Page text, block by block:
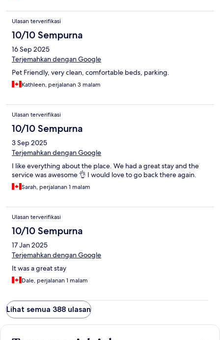
Ulasan terverifikasi
10/10 Sempurna
16 Sep 2025
Terjemahkan dengan Google
Pet Friendly, very clean, comfortable beds, parking.
Kathleen, perjalanan 3 malam
Ulasan terverifikasi
10/10 Sempurna
3 Sep 2025
Terjemahkan dengan Google
I like everything about the place. We had a great stay and the
service was awesome 👌 I would love to go back there again.
Sarah, perjalanan 1 malam
Ulasan terverifikasi
10/10 Sempurna
17 Jan 2025
Terjemahkan dengan Google
It was a great stay
Dale, perjalanan 1 malam
Lihat semua 388 ulasan